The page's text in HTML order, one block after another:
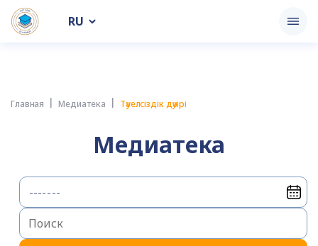
RU
Главная Медиатека Тәуелсіздік дәуірі
Медиатека